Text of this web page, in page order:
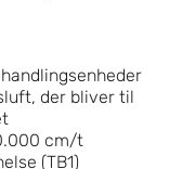
der bliver til
cm/t
(TB1)